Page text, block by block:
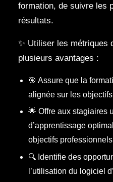
formation, de suivre les
résultats.
✨ Utiliser les métriques
plusieurs avantages :
🎯 Assure que la
alignée sur les
🌟 Offre aux stagiaires
d’apprentissage
objectifs
🔍 Identifie des
l’utilisation du logiciel